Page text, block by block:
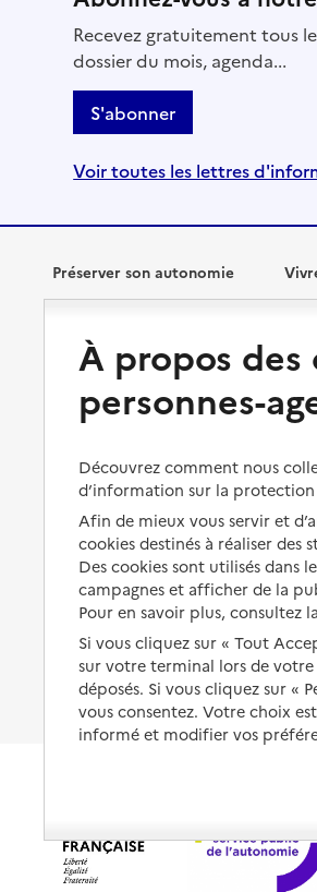
Recevez gratuitement tous
dossier du mois, agenda...
S'abonner
Voir toutes les lettres
Préserver son autonomie
Perte d'autonomie : évaluation
et droits
Aménager son logement et
s'équiper
santé
Organiser à l'avance sa propre
protection
Les mesures de protection
Les obligations de la famille
À qui s’adresser ?
Les politiques du grand âge
Fin
À propos des
personnes-
Découvrez comment nous
d’information sur la protection
Afin de mieux vous servir et
cookies destinés à réaliser
Des cookies sont utilisés dans
campagnes et afficher de la
Pour en savoir plus,
Si vous cliquez sur « Tout
sur votre terminal lors de votre
déposés. Si vous cliquez sur «
vous consentez. Votre choix
informé et modifier vos